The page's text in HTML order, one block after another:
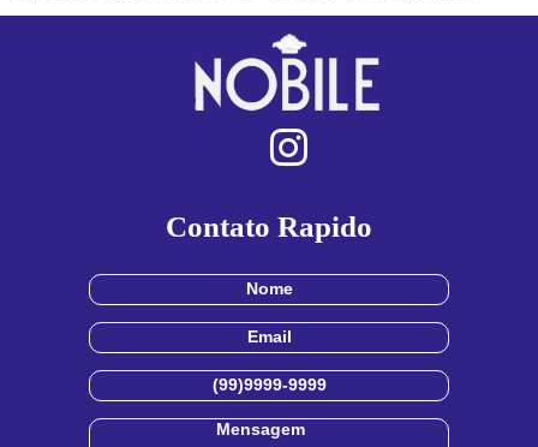
Contato Rapido